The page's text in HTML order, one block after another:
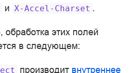
и X-Accel-Charset .
этих полей
в следующем:
производит внутреннее